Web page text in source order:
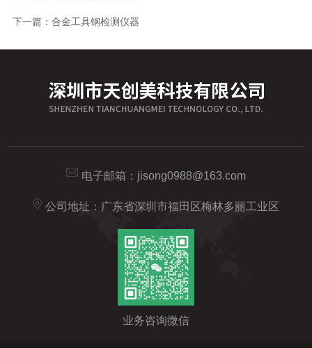
下一篇： 合金工具钢检测仪器
电子邮箱： jisong0988@163.com
公司地址：广东省深圳市福田区梅林多丽工业区
业务咨询微信